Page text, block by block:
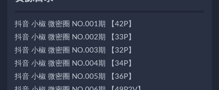
抖音 小椒 微密圈 NO.001期 【42P】
抖音 小椒 微密圈 NO.002期 【33P】
抖音 小椒 微密圈 NO.003期 【32P】
抖音 小椒 微密圈 NO.004期 【34P】
抖音 小椒 微密圈 NO.005期 【36P】